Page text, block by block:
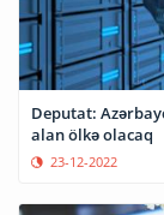
Deputat:
alan ölkə olacaq
23-12-2022